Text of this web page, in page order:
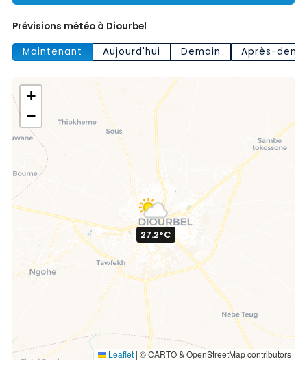
Prévisions météo à Diourbel
Maintenant
Aujourd'hui Demain Après-
27.2°C
+
−
Leaflet | © CARTO & OpenStreetMap contributors